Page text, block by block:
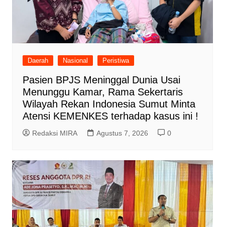
Daerah Nasional Peristiwa
Pasien BPJS Meninggal Dunia Usai
Menunggu Kamar, Rama Sekertaris
Wilayah Rekan Indonesia Sumut Minta
Atensi KEMENKES terhadap kasus ini !
Redaksi MIRA Agustus 7, 2026 0